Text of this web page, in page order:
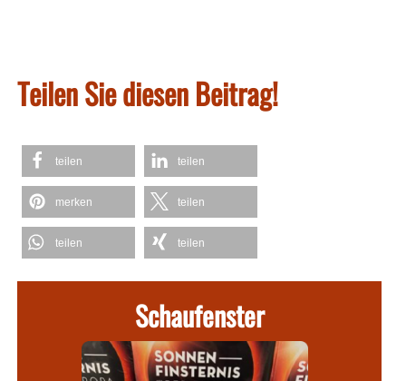
Teilen Sie diesen Beitrag!
teilen teilen
merken teilen
teilen teilen
Schaufenster